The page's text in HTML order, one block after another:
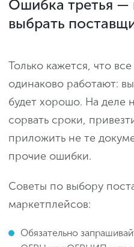
Ошибка третья —
выбрать
Только кажется, что
одинаково работают:
будет хорошо. На деле
сорвать сроки,
приложить не те
прочие ошибки.
Советы по выбору
маркетплейсов:
Обязательно